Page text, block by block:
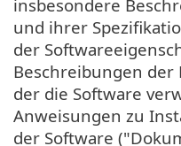
insbesondere
und ihrer
der
Beschreibungen
der die Software
Anweisungen zu
der Software